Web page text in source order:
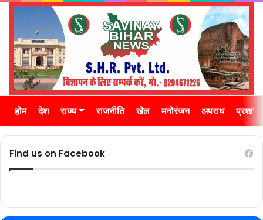
होम देश राज्य राजनीति खेल मनोरंजन अपराध
Find us on Facebook